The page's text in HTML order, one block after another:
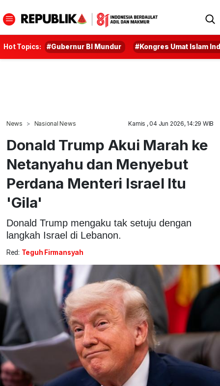
Hot Topics: #Gubernur BI Mundur #Kongres Umat Islam
News Nasional News Kamis , 04 Jun 2026, 14:29 WIB
Donald Trump Akui Marah ke
Netanyahu dan Menyebut
Perdana Menteri Israel Itu
'Gila'
Donald Trump mengaku tak setuju dengan
langkah Israel di Lebanon.
Red: Teguh Firmansyah